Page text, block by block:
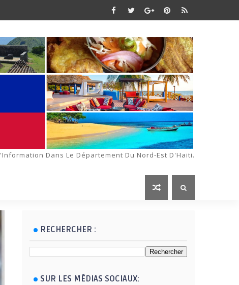
Dans Le Département Du Nord-Est D'Haiti.
RECHERCHER :
SUR LES MÉDIAS SOCIAUX: